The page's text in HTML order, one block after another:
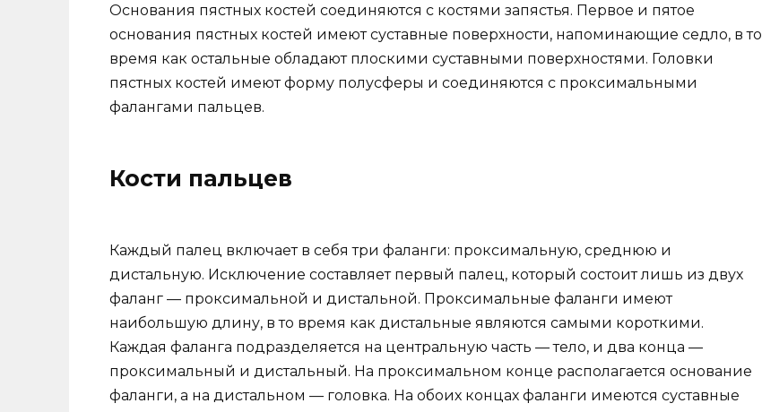
Основания пястных костей соединяются с костями запястья. Первое и пятое
основания пястных костей имеют суставные поверхности, напоминающие седло, в то
время как остальные обладают плоскими суставными поверхностями. Головки
пястных костей имеют форму полусферы и соединяются с проксимальными
фалангами пальцев.
Кости пальцев
Каждый палец включает в себя три фаланги: проксимальную, среднюю и
дистальную. Исключение составляет первый палец, который состоит лишь из двух
фаланг — проксимальной и дистальной. Проксимальные фаланги имеют
наибольшую длину, в то время как дистальные являются самыми короткими.
Каждая фаланга подразделяется на центральную часть — тело, и два конца —
проксимальный и дистальный. На проксимальном конце располагается основание
фаланги, а на дистальном — головка. На обоих концах фаланги имеются суставные